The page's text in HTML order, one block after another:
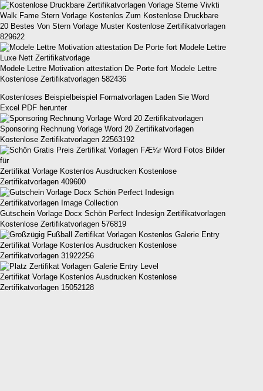
20 Bestes Von Stern Vorlage Muster Kostenlose Zertifikatvorlagen
829622
Modele Lettre Motivation attestation De Porte fort Modele Lettre
Kostenlose Zertifikatvorlagen 582436
Kostenloses Beispielbeispiel Formatvorlagen Laden Sie Word
Excel PDF herunter
Sponsoring Rechnung Vorlage Word 20 Zertifikatvorlagen
Kostenlose Zertifikatvorlagen 22563192
Zertifikat Vorlage Kostenlos Ausdrucken Kostenlose
Zertifikatvorlagen 409600
Gutschein Vorlage Docx Schön Perfect Indesign Zertifikatvorlagen
Kostenlose Zertifikatvorlagen 576819
Zertifikat Vorlage Kostenlos Ausdrucken Kostenlose
Zertifikatvorlagen 31922256
Zertifikat Vorlage Kostenlos Ausdrucken Kostenlose
Zertifikatvorlagen 15052128